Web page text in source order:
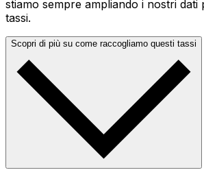
stiamo sempre ampliando i nostri
tassi.
Scopri di più su come raccogliamo questi tassi